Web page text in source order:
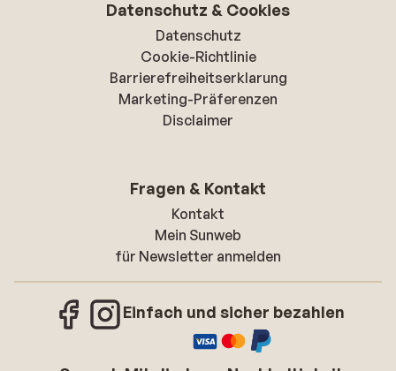
Datenschutz & Cookies
Datenschutz
Cookie-Richtlinie
Barrierefreiheitserklarung
Marketing-Präferenzen
Disclaimer
Fragen & Kontakt
Kontakt
Mein Sunweb
für Newsletter anmelden
Einfach und sicher bezahlen